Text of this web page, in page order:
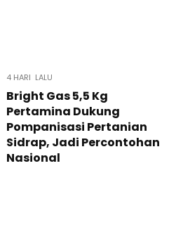
4 HARI LALU
Bright Gas 5,5 Kg
Pertamina Dukung
Pompanisasi Pertanian
Sidrap, Jadi Percontohan
Nasional